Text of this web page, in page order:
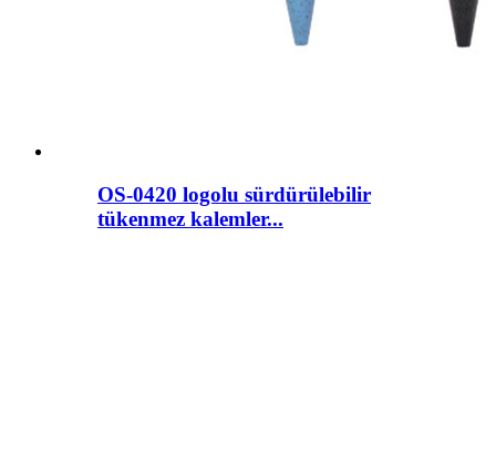
OS-0420 logolu sürdürülebilir
tükenmez kalemler...